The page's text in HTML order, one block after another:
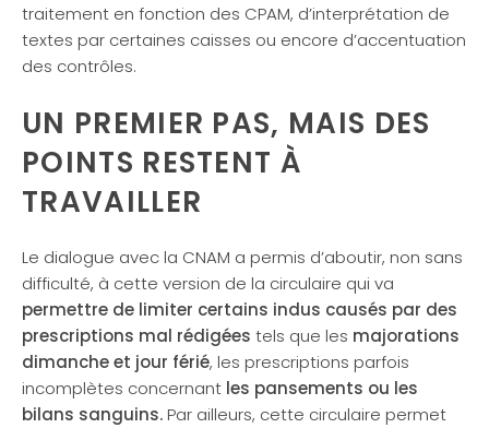
traitement en fonction des CPAM, d’interprétation de
textes par certaines caisses ou encore d’accentuation
des contrôles.
UN PREMIER PAS, MAIS DES
POINTS RESTENT À
TRAVAILLER
Le dialogue avec la CNAM a permis d’aboutir, non sans
difficulté, à cette version de la circulaire qui va
permettre de limiter certains indus causés par des
prescriptions mal rédigées tels que les majorations
dimanche et jour férié, les prescriptions parfois
incomplètes concernant les pansements ou les
bilans sanguins.Par ailleurs, cette circulaire permet